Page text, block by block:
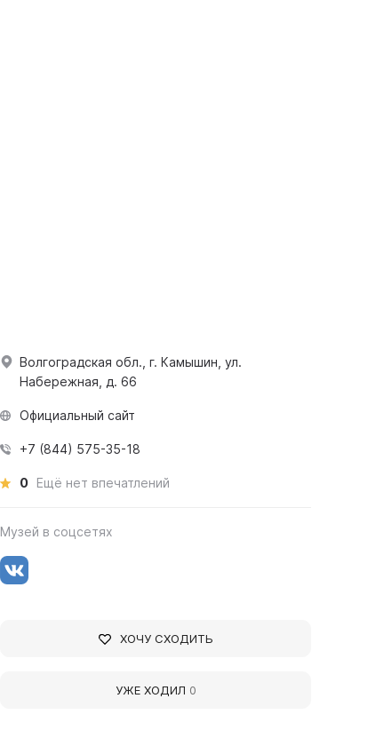
Волгоградская обл., г. Камышин, ул.
Набережная, д. 66
Официальный сайт
+7 (844) 575-35-18
0 Ещё нет впечатлений
Музей в соцсетях
ХОЧУ СХОДИТЬ
УЖЕ ХОДИЛ 0